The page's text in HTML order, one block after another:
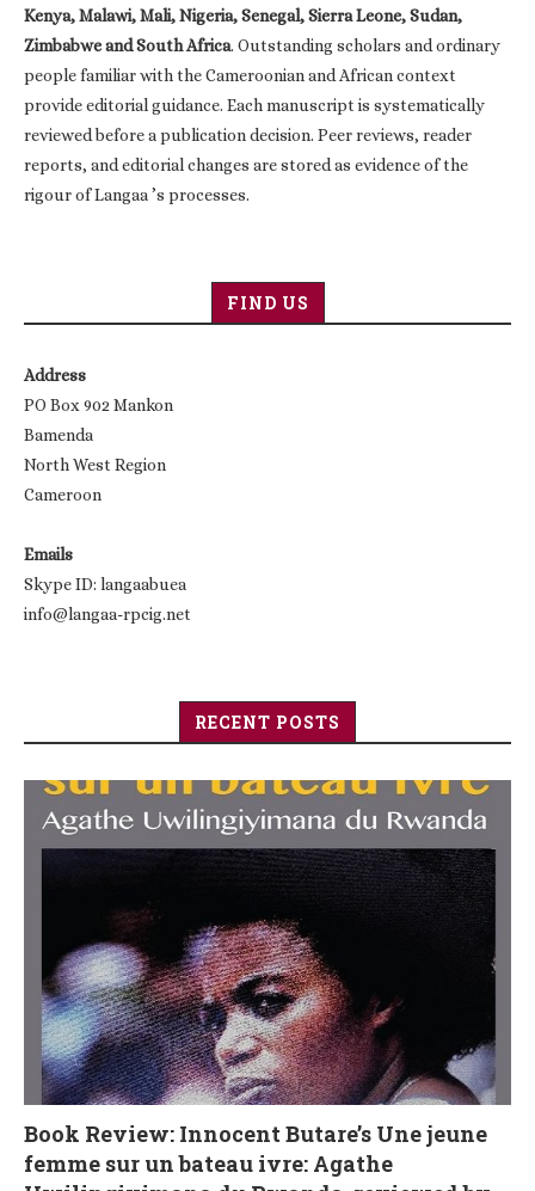
Kenya, Malawi, Mali, Nigeria, Senegal, Sierra Leone, Sudan,
Zimbabwe and South Africa. Outstanding scholars and ordinary
people familiar with the Cameroonian and African context
provide editorial guidance. Each manuscript is systematically
reviewed before a publication decision. Peer reviews, reader
reports, and editorial changes are stored as evidence of the
rigour of Langaa ’s processes.
FIND US
Address
PO Box 902 Mankon
Bamenda
North West Region
Cameroon
Emails
Skype ID: langaabuea
info@langaa-rpcig.net
RECENT POSTS
Book Review: Innocent Butare’s Une jeune
femme sur un bateau ivre: Agathe